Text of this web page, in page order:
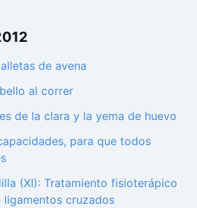
de avena
al correr
de la clara y la yema de huevo
para que todos
(XI): Tratamiento fisioterápico
ligamentos cruzados